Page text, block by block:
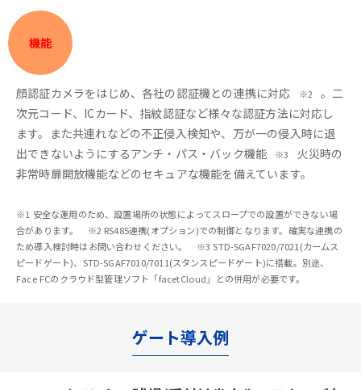
機能
顔認証カメラをはじめ、各社の認証機との連携に対応 ※2
。二
次元コード、ICカード、指紋認証など様々な認証方法に対応し
ます。また共連れなどの不正侵入検知や、万が一の侵入時に退
出できないようにするアンチ・パス・バック機能
※3
火災時の
非常時扉開放機能などのセキュアな機能を備えています。
※1 安全な運用のため、設置場所の状態によってスロープでの設置ができない場
合があります。 ※2 RS485連携(オプション)での制御となります。確実な連携の
ため導入検討時はお問い合わせください。 ※3 STD-SGAF7020/7021(カームス
ピードゲート)、STD-SGAF7010/7011(スタンスピードゲート)に搭載。別途、
Face FCのクラウド型管理ソフト「facetCloud」との併用が必要です。
ゲート導入例